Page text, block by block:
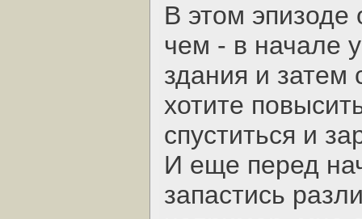
В этом эпизоде
чем - в начале
здания и затем
хотите
спуститься и
И еще перед
запастись